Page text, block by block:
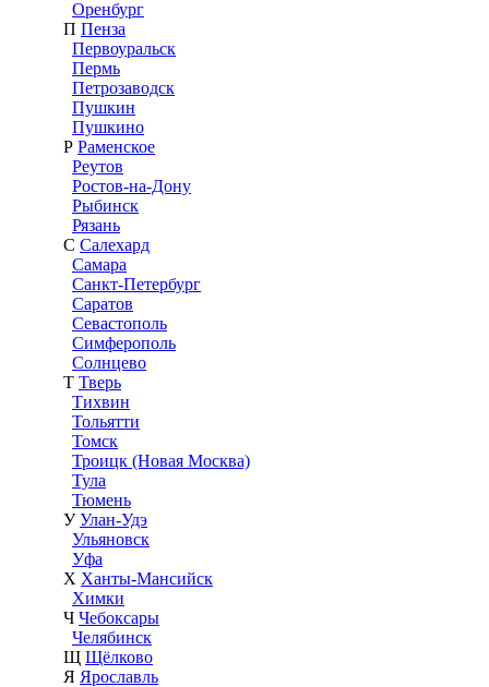
Оренбург
П Пенза
Первоуральск
Пермь
Петрозаводск
Пушкин
Пушкино
Р Раменское
Реутов
Ростов-на-Дону
Рыбинск
Рязань
С Салехард
Самара
Санкт-Петербург
Саратов
Севастополь
Симферополь
Солнцево
Т Тверь
Тихвин
Тольятти
Томск
Троицк (Новая Москва)
Тула
Тюмень
У Улан-Удэ
Ульяновск
Уфа
Х Ханты-Мансийск
Химки
Ч Чебоксары
Челябинск
Щ Щёлково
Я Ярославль